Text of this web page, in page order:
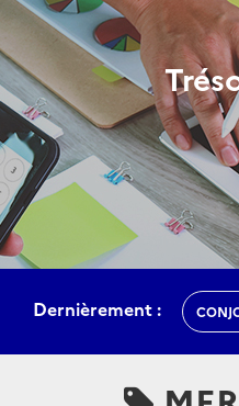
Dernièrement :